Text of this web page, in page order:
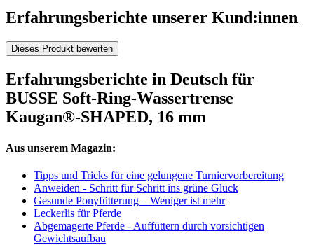
Erfahrungsberichte unserer Kund:innen
Dieses Produkt bewerten
Erfahrungsberichte in Deutsch für
BUSSE Soft-Ring-Wassertrense
Kaugan®-SHAPED, 16 mm
Aus unserem Magazin:
Tipps und Tricks für eine gelungene Turniervorbereitung
Anweiden - Schritt für Schritt ins grüne Glück
Gesunde Ponyfütterung – Weniger ist mehr
Leckerlis für Pferde
Abgemagerte Pferde - Auffüttern durch vorsichtigen
Gewichtsaufbau